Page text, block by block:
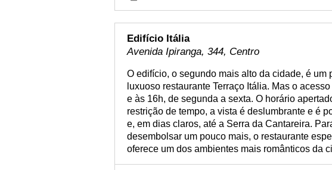
Edifício Itália
Avenida Ipiranga, 344, Centro
O edifício, o segundo mais alto da cidade, é um
luxuoso restaurante Terraço Itália. Mas o
e às 16h, de segunda a sexta. O horário
restrição de tempo, a vista é deslumbrante e é
e, em dias claros, até a Serra da Cantareira.
desembolsar um pouco mais, o restaurante
oferece um dos ambientes mais românticos da